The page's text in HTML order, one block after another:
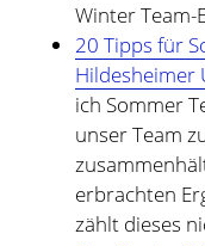
Winter Team-
20 Tipps für
Hildesheimer
ich Sommer
unser Team
erbrachten
zählt dieses